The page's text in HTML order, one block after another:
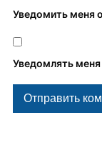
Уведомить меня
Уведомлять меня